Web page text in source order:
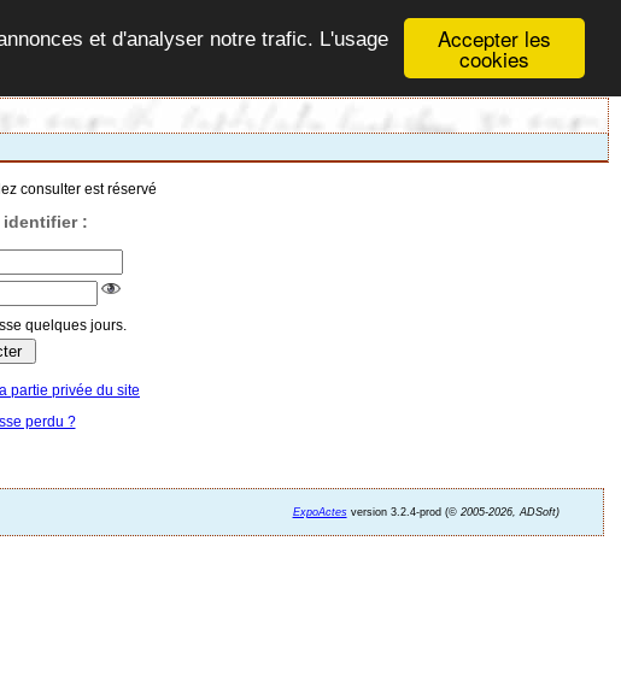
Accepter les
cookies
et d'analyser notre trafic. L'usage
consulter est réservé
identifier :
quelques jours.
partie privée du site
perdu ?
ExpoActesversion 3.2.4-prod (©2005-2026, ADSoft)